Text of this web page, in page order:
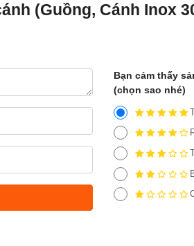
(Guồng, Cánh Inox
Bạn cảm thấy
(chọn sao nhé)